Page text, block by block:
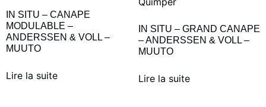
IN SITU – CANAPE
MODULABLE –
ANDERSSEN & VOLL –
MUUTO
Lire la suite
IN SITU – GRAND CANAPE
– ANDERSSEN & VOLL –
MUUTO
Lire la suite